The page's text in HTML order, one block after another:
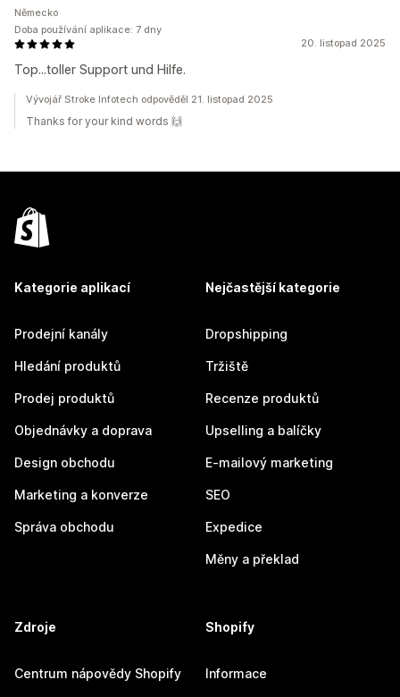
20. listopad 2025
Top...toller Support und Hilfe.
Německo
Doba používání aplikace: 7 dny
Vývojář Stroke Infotech odpověděl 21. listopad 2025
Thanks for your kind words 🙌
Kategorie aplikací
Prodejní kanály
Hledání produktů
Prodej produktů
Objednávky a doprava
Design obchodu
Marketing a konverze
Správa obchodu
Nejčastější kategorie
Dropshipping
Tržiště
Recenze produktů
Upselling a balíčky
E-mailový marketing
SEO
Expedice
Měny a překlad
Zdroje
Centrum nápovědy Shopify
Shopify
Informace